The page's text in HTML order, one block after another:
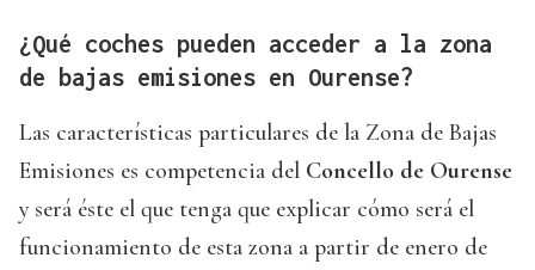
¿Qué coches pueden acceder a la zona
de bajas emisiones en Ourense?
Las características particulares de la Zona de Bajas
Emisiones es competencia del Concello de Ourense
y será éste el que tenga que explicar cómo será el
funcionamiento de esta zona a partir de enero de